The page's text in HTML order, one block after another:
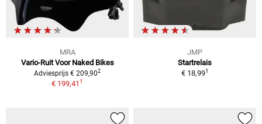
MRA
Vario-Ruit Voor Naked Bikes
Adviesprijs € 209,902
€ 199,411
JMP
Startrelais
€ 18,991